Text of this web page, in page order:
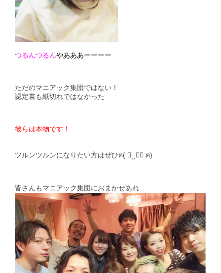
つるんつるんやあああーーーー
ただのマニアック集団ではない！
認定書も紙切れではなかった
彼らは本物です！
ツルンツルンになりたい方はぜひฅ( ≖‿≖ฺ ฅ)
皆さんもマニアック集団におまかせあれ